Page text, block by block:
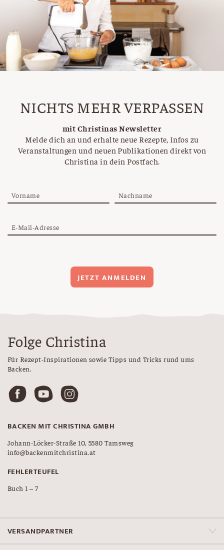
NICHTS MEHR VERPASSEN
mit Christinas Newsletter
Melde dich an und erhalte neue Rezepte, Infos zu
Veranstaltungen und neuen Publikationen direkt von
Christina in dein Postfach.
Vorname Nachname
E-Mail-Adresse
JETZT ANMELDEN
Folge Christina
Für Rezept-Inspirationen sowie Tipps und Tricks rund ums
Backen.
BACKEN MIT CHRISTINA GMBH
Johann-Löcker-Straße 10, 5580 Tamsweg
info@backenmitchristina.at
FEHLERTEUFEL
Buch 1 – 7
VERSANDPARTNER